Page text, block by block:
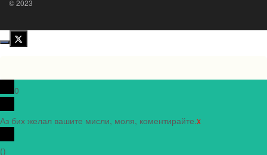
© 2023
0
Аз бих желал вашите мисли, моля, коментирайте.x
()